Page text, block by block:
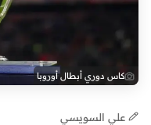
كاس دوري أبطال أوروبا
علي السويسي